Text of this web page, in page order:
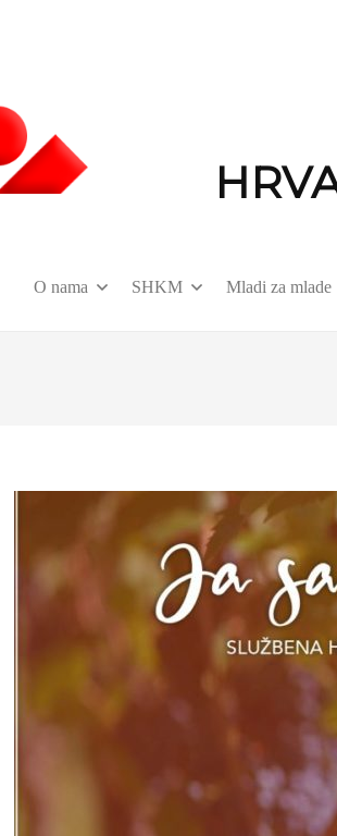
O nama SHKM Mladi za mlade